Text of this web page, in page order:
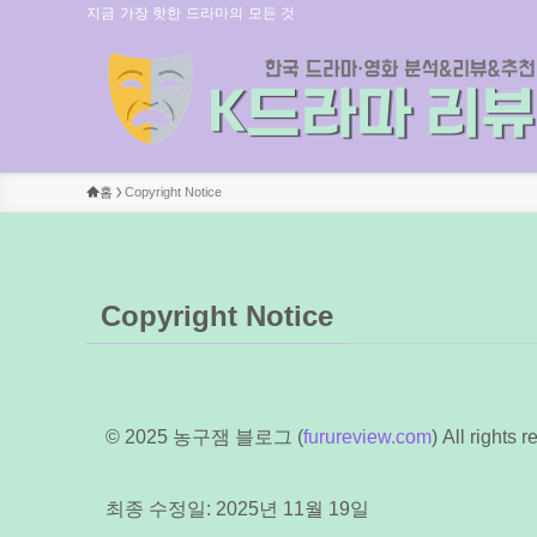
지금 가장 핫한 드라마의 모든 것
홈 Copyright Notice
Copyright Notice
© 2025 농구잼 블로그 (furureview.com) All rights
최종 수정일: 2025년 11월 19일